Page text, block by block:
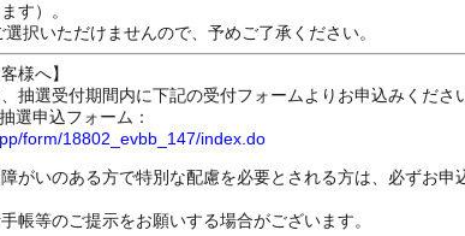
す）。
択いただけませんので、予めご了承ください。
様へ】
抽選受付期間内に下記の受付フォームよりお申込みくださ
選申込フォーム：
form/18802_evbb_147/index.do
がいのある方で特別な配慮を必要とされる方は、必ずお
帳等のご提示をお願いする場合がございます。